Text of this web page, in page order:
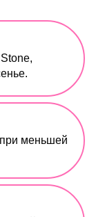
при меньшей